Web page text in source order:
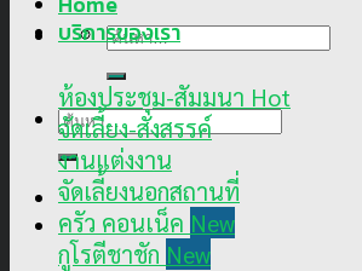
ค้นหา:
ค้นหา:
บริการของเรา
ห้องประชุม-สัมมนา
จัดเลี้ยง-สังสรรค์
งานแต่งงาน
จัดเลี้ยงนอกสถานที่
ครัว คอนเน็ค
กูโรตีชาชัก